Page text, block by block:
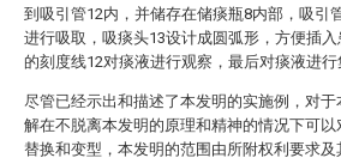
到吸引管12内，并储存在储痰瓶8内部，吸引
进行吸取，吸痰头13设计成圆弧形，方便插
的刻度线12对痰液进行观察，最后对痰液进行
尽管已经示出和描述了本发明的实施例，对
解在不脱离本发明的原理和精神的情况下可以
替换和变型，本发明的范围由所附权利要求及